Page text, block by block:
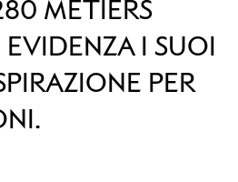
MÉTIERS
I SUOI
PER